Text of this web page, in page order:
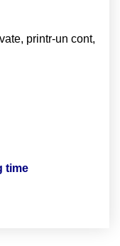
printr-un cont,
time